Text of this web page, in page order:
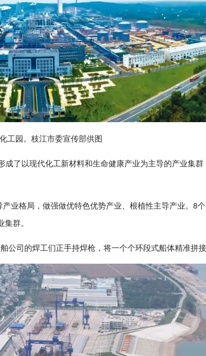
工园。枝江市委宣传部供图
成了以现代化工新材料和生命健康产业为主导的产业集
业格局，做强做优特色优势产业、根植性主导产业。8
群。
司的焊工们正手持焊枪，将一个个环段式船体精准拼接